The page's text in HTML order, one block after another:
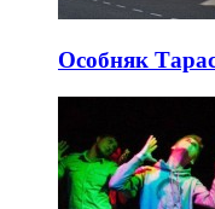
Особняк